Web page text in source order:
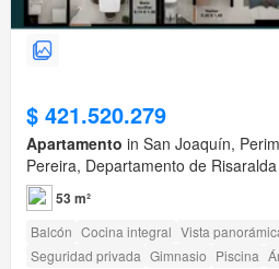
$ 421.520.279
Apartamento in San Joaquín,
Pereira, Departamento de Risaralda
53 m²
Balcón Cocina integral Vista
Seguridad privada Gimnasio Piscina